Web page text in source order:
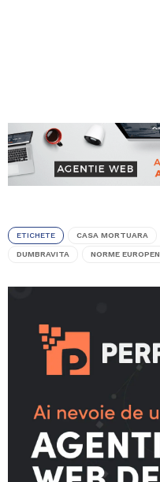
ETICHETE CASA MORTUARA
DUMBRAVITA NORME